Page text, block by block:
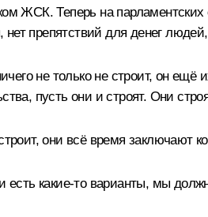
ЖСК. Теперь на парламентских
нет препятствий для денег
не только не строит, он
пусть они и строят. Они
они всё время заключают
есть какие-то варианты, мы